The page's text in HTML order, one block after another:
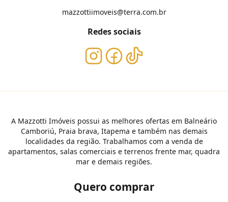
mazzottiimoveis@terra.com.br
Redes sociais
A Mazzotti Imóveis possui as melhores ofertas em Balneário
Camboriú, Praia brava, Itapema e também nas demais
localidades da região. Trabalhamos com a venda de
apartamentos, salas comerciais e terrenos frente mar, quadra
mar e demais regiões.
Quero comprar